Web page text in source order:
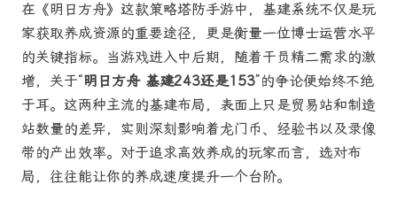
在《明日方舟》这款策略塔防手游中，基建系统不仅是玩
家获取养成资源的重要途径，更是衡量一位博士运营水平
的关键指标。当游戏进入中后期，随着干员精二需求的激
增，关于“明日方舟 基建243还是153”的争论便始终不绝
于耳。这两种主流的基建布局，表面上只是贸易站和制造
站数量的差异，实则深刻影响着龙门币、经验书以及录像
带的产出效率。对于追求高效养成的玩家而言，选对布
局，往往能让你的养成速度提升一个台阶。